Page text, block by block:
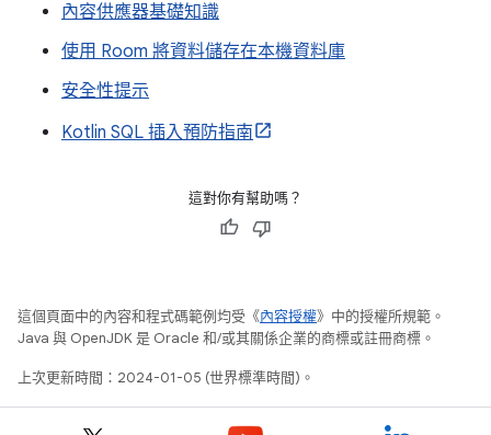
內容供應器基礎知識
使用 Room 將資料儲存在本機資料庫
安全性提示
Kotlin SQL 插入預防指南
這對你有幫助嗎？
這個頁面中的內容和程式碼範例均受《內容授權》中的授權所規範。
Java 與 OpenJDK 是 Oracle 和/或其關係企業的商標或註冊商標。
上次更新時間：2024-01-05 (世界標準時間)。